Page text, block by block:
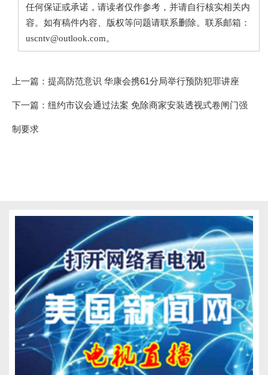
任何保证或承诺，请读者仅作参考，并请自行核实相关内
容。如有稿件内容、版权等问题请联系删除。联系邮箱：
uscntv@outlook.com。
上一篇： 提高防范意识 华康会携61分局举行预防犯罪讲座
下一篇： 纽约市议会通过法案 免除商家安装透视式卷闸门强
制要求